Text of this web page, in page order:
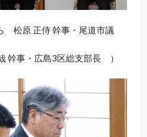
松原 正侍 幹事・尾道市議
幹事・広島3区総支部長 ）